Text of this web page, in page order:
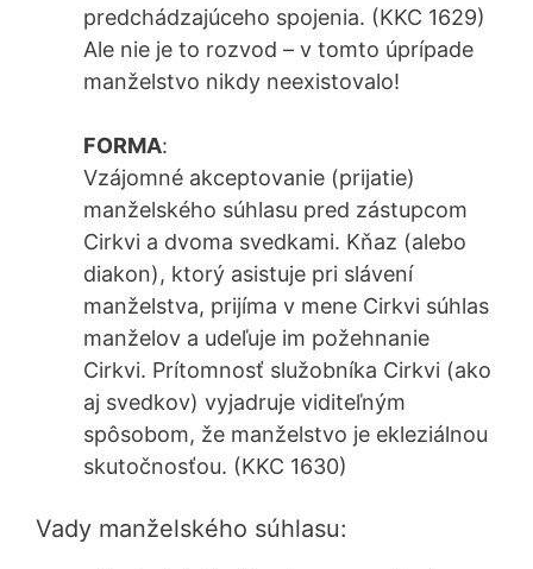
predchádzajúceho spojenia. (KKC 1629)
Ale nie je to rozvod – v tomto úprípade
manželstvo nikdy neexistovalo!
FORMA:
Vzájomné akceptovanie (prijatie)
manželského súhlasu pred zástupcom
Cirkvi a dvoma svedkami. Kňaz (alebo
diakon), ktorý asistuje pri slávení
manželstva, prijíma v mene Cirkvi súhlas
manželov a udeľuje im požehnanie
Cirkvi. Prítomnosť služobníka Cirkvi (ako
aj svedkov) vyjadruje viditeľným
spôsobom, že manželstvo je ekleziálnou
skutočnosťou. (KKC 1630)
Vady manželského súhlasu: